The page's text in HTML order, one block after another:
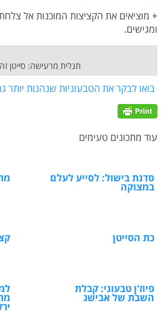
+ מוציאים את הקציצות המוכנות אל
ומגישים.
תגלית מרעישה: סייטן
בואו לבקר את הטבעוניות שנהנות יותר
עוד מתכונים טעימים
סדנת בישול: לסייע לעלם
במצוקה
כת הסייטן
פיוז'ן טבעוני: קבלת
השבת של אבישג